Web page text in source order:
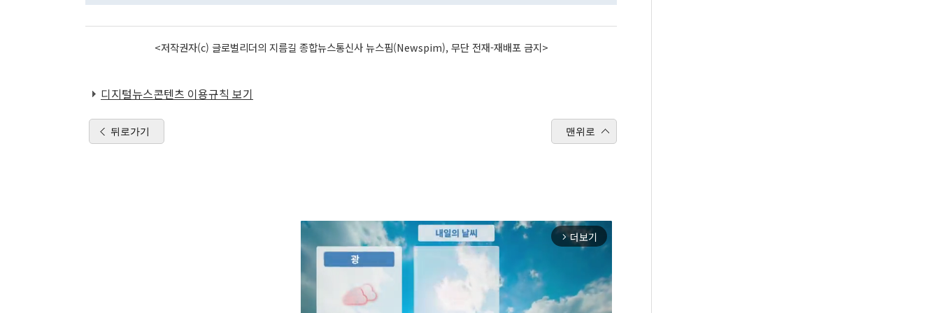
<저작권자(c) 글로벌리더의 지름길 종합뉴스통신사 뉴스핌(Newspim), 무단 전재-재배포 금지>
디지털뉴스콘텐츠 이용규칙 보기
뒤로가기 맨위로
arrow_forward_ios 더보기